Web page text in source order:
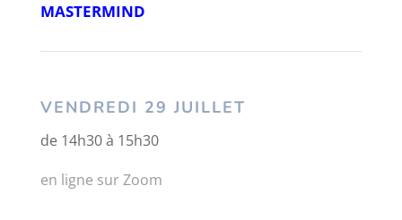
MASTERMIND
VENDREDI 29 JUILLET
de 14h30 à 15h30
en ligne sur Zoom